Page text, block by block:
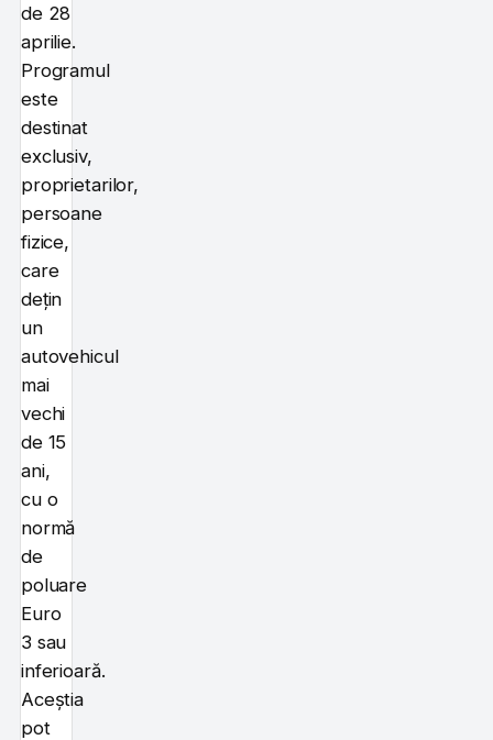
de 28
aprilie.
Programul
este
destinat
exclusiv,
proprietarilor,
persoane
fizice,
care
dețin
un
autovehicul
mai
vechi
de 15
ani,
cu o
normă
de
poluare
Euro
3 sau
inferioară.
Aceștia
pot